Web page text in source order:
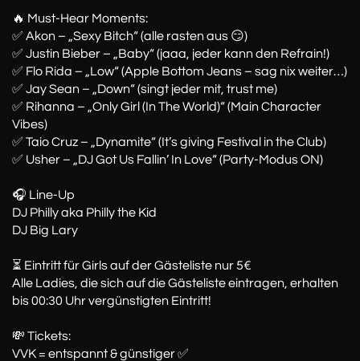
🔥 Must-Hear Moments:
✅ Akon – „Sexy Bitch“ (alle rasten aus 😏)
✅ Justin Bieber – „Baby“ (jaaa, jeder kann den Refrain!)
✅ Flo Rida – „Low“ (Apple Bottom Jeans – sag nix weiter…)
✅ Jay Sean – „Down“ (singt jeder mit, trust me)
✅ Rihanna – „Only Girl (In The World)“ (Main Character
Vibes)
✅ Taio Cruz – „Dynamite“ (It’s giving Festival in the Club)
✅ Usher – „DJ Got Us Fallin’ In Love“ (Party-Modus ON)
🎧 Line-Up
DJ Philly aka Philly the Kid
DJ Big Lary
⏳ Eintritt für Girls auf der Gästeliste nur 5€
Alle Ladies, die sich auf die Gästeliste eintragen, erhalten
bis 00:30 Uhr vergünstigten Eintritt!
💸 Tickets:
VVK = entspannt & günstiger ✅